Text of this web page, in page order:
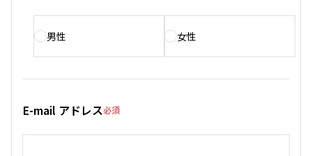
男性 女性
E-mail アドレス必須